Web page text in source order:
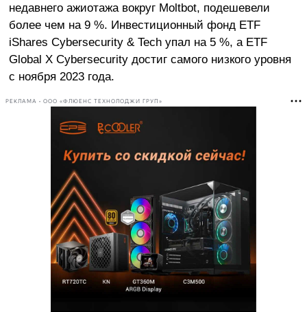
недавнего ажиотажа вокруг Moltbot, подешевели
более чем на 9 %. Инвестиционный фонд ETF
iShares Cybersecurity & Tech упал на 5 %, а ETF
Global X Cybersecurity достиг самого низкого уровня
с ноября 2023 года.
РЕКЛАМА • ООО «ФЛЮЕНС ТЕХНОЛОДЖИ ГРУП»